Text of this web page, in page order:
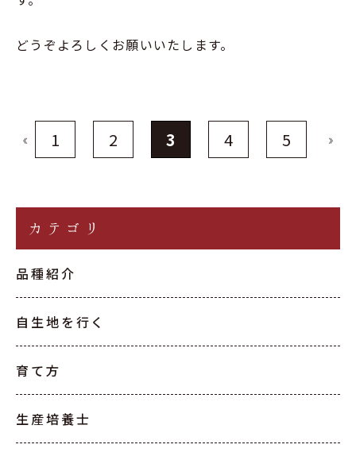
どうぞよろしくお願いいたします。
« 1 2 3 4 5 »
カテゴリ
品種紹介
自生地を行く
育て方
生産培養士